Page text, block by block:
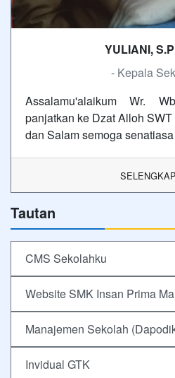
YULIANI,
- Kepala
Assalamu'alaikum Wr.
panjatkan ke Dzat Alloh
dan Salam semoga
Tautan
CMS Sekolahku
Website SMK Insan Prima
Manajemen Sekolah
Invidual GTK